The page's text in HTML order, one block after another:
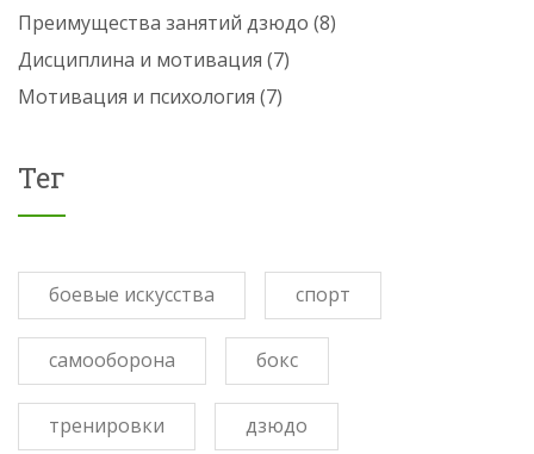
Преимущества занятий дзюдо (8)
Дисциплина и мотивация (7)
Мотивация и психология (7)
Тег
боевые искусства спорт
самооборона бокс
тренировки дзюдо